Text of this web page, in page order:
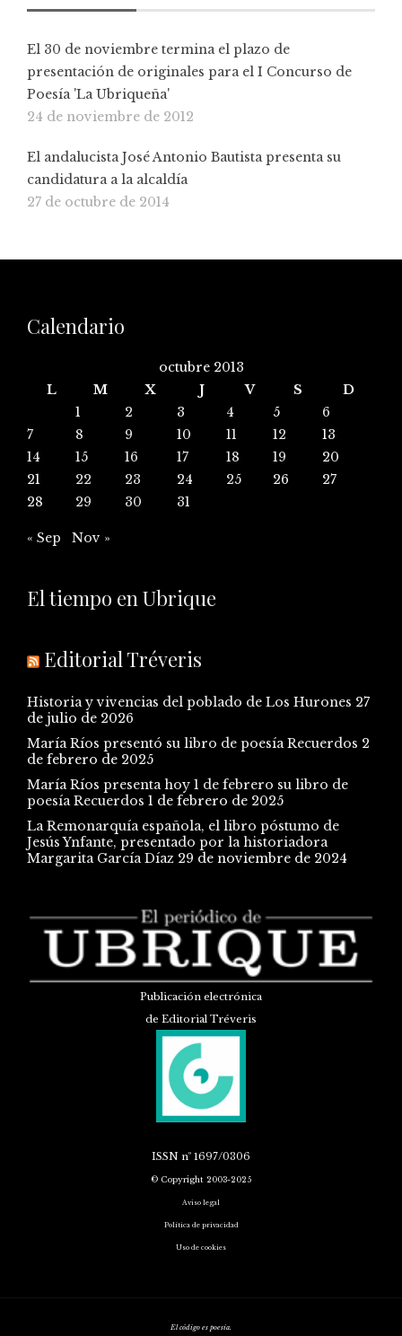
El 30 de noviembre termina el plazo de
presentación de originales para el I Concurso de
Poesía 'La Ubriqueña'
24 de noviembre de 2012
El andalucista José Antonio Bautista presenta su
candidatura a la alcaldía
27 de octubre de 2014
Calendario
octubre 2013
L
M X J V S
D
1
2 3 4 5
6
7
8 9 10 11 12
13
14
15 16 17 18 19
20
21
22 23 24 25 26
27
28
29 30 31
« Sep Nov »
El tiempo en Ubrique
Editorial Tréveris
Historia y vivencias del poblado de Los Hurones 27
de julio de 2026
María Ríos presentó su libro de poesía Recuerdos 2
de febrero de 2025
María Ríos presenta hoy 1 de febrero su libro de
poesía Recuerdos 1 de febrero de 2025
La Remonarquía española, el libro póstumo de
Jesús Ynfante, presentado por la historiadora
Margarita García Díaz 29 de noviembre de 2024
Publicación electrónica
de Editorial Tréveris
ISSN nº 1697/0306
© Copyright 2003-2025
Aviso legal
Política de privacidad
Uso de cookies
El código es poesía.